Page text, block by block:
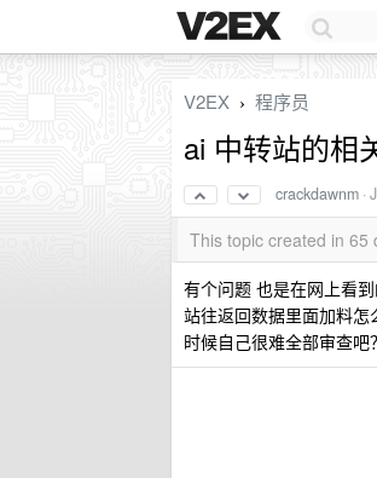
V2EX › 程序员
ai 中转站的相
crackdawnm ·
This topic created in 65
有个问题 也是在网上看
站往返回数据里面加料
时候自己很难全部审查吧